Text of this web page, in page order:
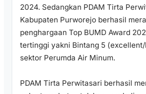
2024. Sedangkan PDAM Tirta
Kabupaten Purworejo berhasil
penghargaan Top BUMD Award
tertinggi yakni Bintang 5
sektor Perumda Air Minum.
PDAM Tirta Perwitasari berhasil